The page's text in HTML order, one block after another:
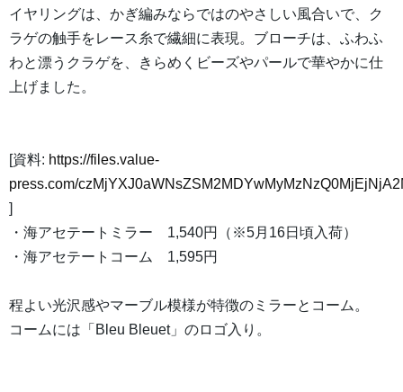
イヤリングは、かぎ編みならではのやさしい風合いで、ク
ラゲの触手をレース糸で繊細に表現。ブローチは、ふわふ
わと漂うクラゲを、きらめくビーズやパールで華やかに仕
上げました。
[資料: https://files.value-
press.com/
]
・海アセテートミラー 1,540円（※5月16日頃入荷）
・海アセテートコーム 1,595円
程よい光沢感やマーブル模様が特徴のミラーとコーム。
コームには「Bleu Bleuet」のロゴ入り。